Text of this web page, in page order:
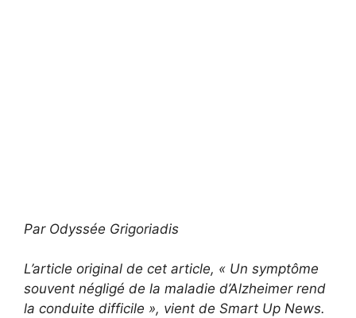
Par Odyssée Grigoriadis
L’article original de cet article, « Un symptôme
souvent négligé de la maladie d’Alzheimer rend
la conduite difficile », vient de Smart Up News.